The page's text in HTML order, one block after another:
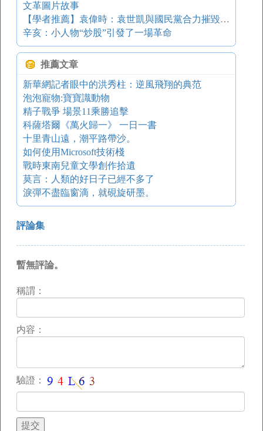
文革圖片故事
【學者推薦】袁偉時：袁世凱與國民黨合力摧毀民初憲政
辛亥：小人物“炒股”引發了一場革命
推薦文章
新華網記者眼中的洪秀柱：逆風飛翔的典范
泡泡寵物:寶寶識動物
精子戰爭 場景11乘勝追擊
科薩塔爾《萬火歸一》 一日一書
十里青山遠，潮平路帶沙。
如何使用Microsoft技術棧
戰時東南兒童文學創作拾遺
莫言：人類的好日子已經不多了
淚彈不盡臨窗滴，就硯旋研墨。
評論集
暫無評論。
稱謂：
内容：
驗證：